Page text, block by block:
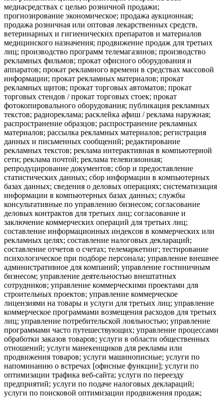
медиасредствах с целью розничной продажи;
прогнозирование экономическое; продажа аукционная;
продажа розничная или оптовая лекарственных средств,
ветеринарных и гигиенических препаратов и материалов
медицинского назначения; продвижение продаж для третьих
лиц; производство программ телемагазинов; производство
рекламных фильмов; прокат офисного оборудования и
аппаратов; прокат рекламного времени в средствах массовой
информации; прокат рекламных материалов; прокат
рекламных щитов; прокат торговых автоматов; прокат
торговых стендов / прокат торговых стоек; прокат
фотокопировального оборудования; публикация рекламных
текстов; радиореклама; расклейка афиш / реклама наружная;
распространение образцов; распространение рекламных
материалов; рассылка рекламных материалов; регистрация
данных и письменных сообщений; редактирование
рекламных текстов; реклама интерактивная в компьютерной
сети; реклама почтой; реклама телевизионная;
репродуцирование документов; сбор и предоставление
статистических данных; сбор информации в компьютерных
базах данных; сведения о деловых операциях; систематизация
информации в компьютерных базах данных; службы
консультативные по управлению бизнесом; согласование
деловых контрактов для третьих лиц; согласование и
заключение коммерческих операций для третьих лиц;
составление информационных индексов в коммерческих или
рекламных целях; составление налоговых деклараций;
составление отчетов о счетах; телемаркетинг; тестирование
психологическое при подборе персонала; управление внешнее
административное для компаний; управление гостиничным
бизнесом; управление деятельностью внештатных
сотрудников; управление коммерческими проектами для
строительных проектов; управление коммерческое
лицензиями на товары и услуги для третьих лиц; управление
коммерческое программами возмещения расходов для третьих
лиц; управление потребительской лояльностью; управление
программами часто путешествующих; управление процессами
обработки заказов товаров; услуги в области общественных
отношений; услуги манекенщиков для рекламы или
продвижения товаров; услуги машинописные; услуги по
напоминанию о встречах [офисные функции]; услуги по
оптимизации трафика веб-сайта; услуги по переезду
предприятий; услуги по подаче налоговых деклараций;
услуги по поисковой оптимизации продвижения продаж;